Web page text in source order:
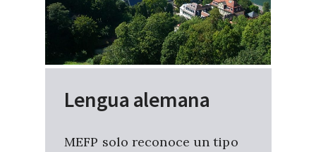
Lengua alemana
MEFP solo reconoce un tipo